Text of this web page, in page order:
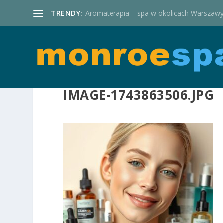
TRENDY: Aromaterapia – spa w okolicach Warszawy
IMAGE-1743863506.JPG